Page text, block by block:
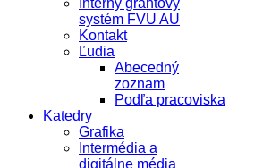
Interný grantový
systém FVU AU
Kontakt
Ľudia
Abecedný
zoznam
Podľa pracoviska
Katedry
Grafika
Intermédia a
digitálne média